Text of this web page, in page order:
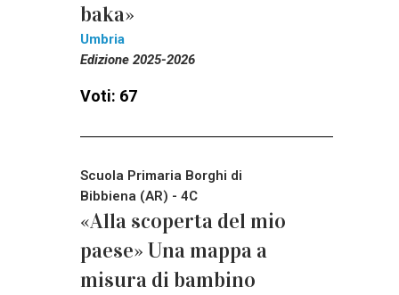
baka»
Umbria
Edizione 2025-2026
Voti: 67
Scuola Primaria Borghi di
Bibbiena (AR) - 4C
«Alla scoperta del mio
paese» Una mappa a
misura di bambino